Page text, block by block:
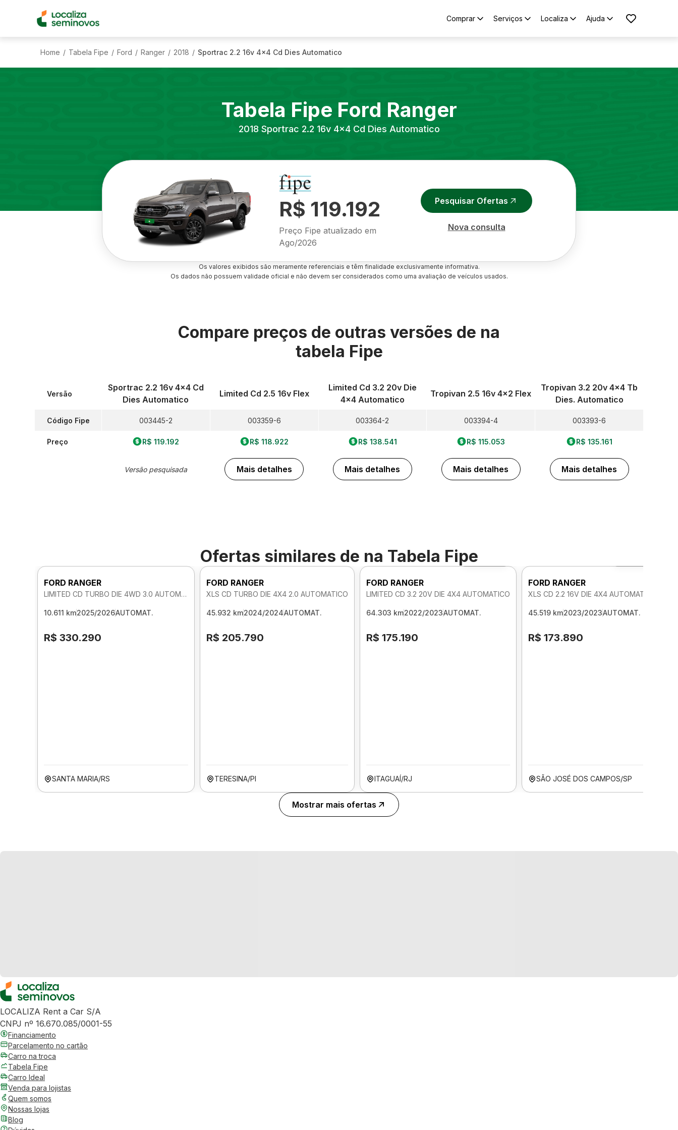
Comprar Serviços Localiza Ajuda
Home / Tabela Fipe / Ford / Ranger / 2018 / Sportrac 2.2 16v 4x4 Cd Dies Automatico
Tabela Fipe Ford Ranger
2018 Sportrac 2.2 16v 4x4 Cd Dies Automatico
R$ 119.192
Preço Fipe atualizado em
Ago/2026
Pesquisar Ofertas
Nova consulta
Os valores exibidos são meramente referenciais e têm finalidade exclusivamente informativa.
Os dados não possuem validade oficial e não devem ser considerados como uma avaliação de veículos usados.
Compare preços de outras versões de na
tabela Fipe
Versão
Código Fipe
Preço
Sportrac 2.2 16v 4x4 Cd
Dies Automatico
003445-2
R$ 119.192
Versão pesquisada
Limited Cd 2.5 16v Flex
003359-6
R$ 118.922
Mais detalhes
Limited Cd 3.2 20v Die
4x4 Automatico
003364-2
R$ 138.541
Mais detalhes
Tropivan 2.5 16v 4x2 Flex
003394-4
R$ 115.053
Mais detalhes
Tropivan 3.2 20v 4x4 Tb
Dies. Automatico
003393-6
R$ 135.161
Mais detalhes
Ofertas similares de na Tabela Fipe
FORD RANGER
LIMITED CD TURBO DIE 4WD 3.0 AUTOMATICO
10.611 km2025/2026AUTOMAT.
R$ 330.290
SANTA MARIA/RS
FORD RANGER
XLS CD TURBO DIE 4X4 2.0 AUTOMATICO
45.932 km2024/2024AUTOMAT.
R$ 205.790
TERESINA/PI
Foto 360º
FORD RANGER
LIMITED CD 3.2 20V DIE 4X4 AUTOMATICO
64.303 km2022/2023AUTOMAT.
R$ 175.190
ITAGUAÍ/RJ
FORD RANGER
XLS CD 2.2 16V DIE 4X4 AUTOMATICO
45.519 km2023/2023AUTOMAT.
R$ 173.890
SÃO JOSÉ DOS CAMPOS/SP
Mostrar mais ofertas
LOCALIZA Rent a Car S/A
CNPJ nº 16.670.085/0001-55
Financiamento
Parcelamento no cartão
Carro na troca
Tabela Fipe
Carro Ideal
Venda para lojistas
Quem somos
Nossas lojas
Blog